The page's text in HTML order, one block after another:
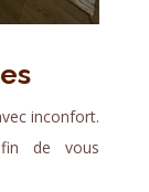
inconfort.
de vous